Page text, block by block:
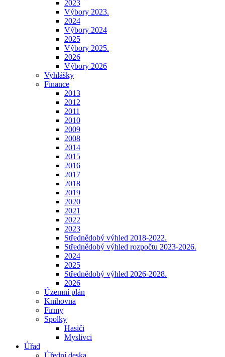
2023
Výbory 2023.
2024
Výbory 2024
2025
Výbory 2025.
2026
Výbory 2026
Vyhlášky
Finance
2013
2012
2011
2010
2009
2008
2014
2015
2016
2017
2018
2019
2020
2021
2022
2023
Střednědobý výhled 2018-2022.
Střednědobý výhled rozpočtu 2023-2026.
2024
2025
Střednědobý výhled 2026-2028.
2026
Územní plán
Knihovna
Firmy
Spolky
Hasiči
Myslivci
Úřad
Úřední deska